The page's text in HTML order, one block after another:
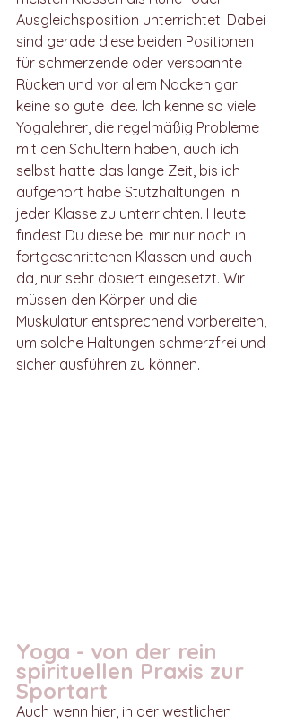
Ausgleichsposition unterrichtet. Dabei
sind gerade diese beiden Positionen
für schmerzende oder verspannte
Rücken und vor allem Nacken gar
keine so gute Idee. Ich kenne so viele
Yogalehrer, die regelmäßig Probleme
mit den Schultern haben, auch ich
selbst hatte das lange Zeit, bis ich
aufgehört habe Stützhaltungen in
jeder Klasse zu unterrichten. Heute
findest Du diese bei mir nur noch in
fortgeschrittenen Klassen und auch
da, nur sehr dosiert eingesetzt. Wir
müssen den Körper und die
Muskulatur entsprechend vorbereiten,
um solche Haltungen schmerzfrei und
sicher ausführen zu können.
Yoga - von der rein
spirituellen Praxis zur
Sportart
Auch wenn hier, in der westlichen